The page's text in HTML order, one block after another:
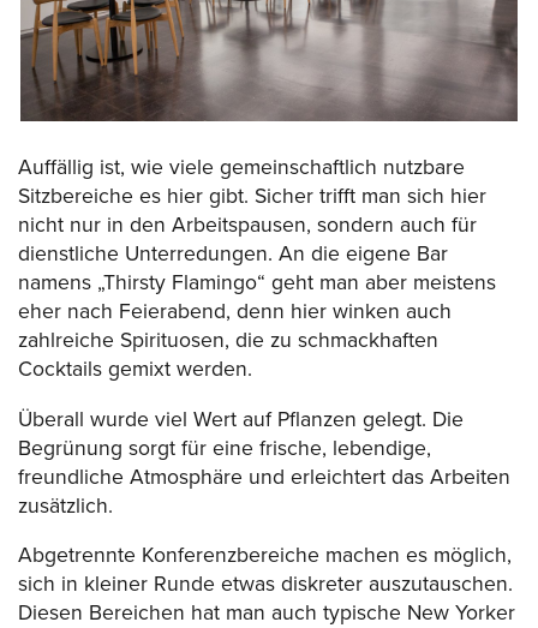
Auffällig ist, wie viele gemeinschaftlich nutzbare
Sitzbereiche es hier gibt. Sicher trifft man sich hier
nicht nur in den Arbeitspausen, sondern auch für
dienstliche Unterredungen. An die eigene Bar
namens „Thirsty Flamingo“ geht man aber meistens
eher nach Feierabend, denn hier winken auch
zahlreiche Spirituosen, die zu schmackhaften
Cocktails gemixt werden.
Überall wurde viel Wert auf Pflanzen gelegt. Die
Begrünung sorgt für eine frische, lebendige,
freundliche Atmosphäre und erleichtert das Arbeiten
zusätzlich.
Abgetrennte Konferenzbereiche machen es möglich,
sich in kleiner Runde etwas diskreter auszutauschen.
Diesen Bereichen hat man auch typische New Yorker